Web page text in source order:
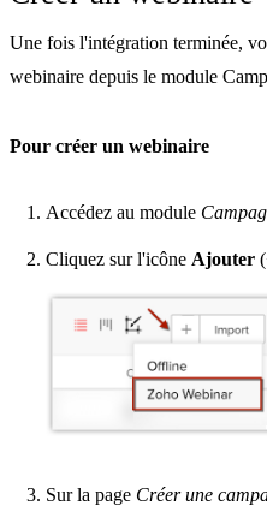
Une fois l'intégration terminée,
webinaire depuis le module
Pour créer un webinaire
Accédez au module
Cliquez sur l'icône Ajouter
Sur la page Créer une